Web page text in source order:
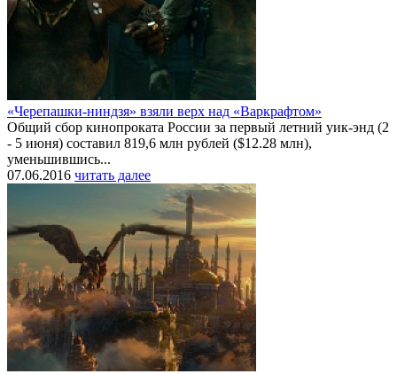
«Черепашки-ниндзя» взяли верх над «Варкрафтом»
Общий сбор кинопроката России за первый летний уик-энд (2
- 5 июня) составил 819,6 млн рублей ($12.28 млн),
уменьшившись...
07.06.2016 читать далее